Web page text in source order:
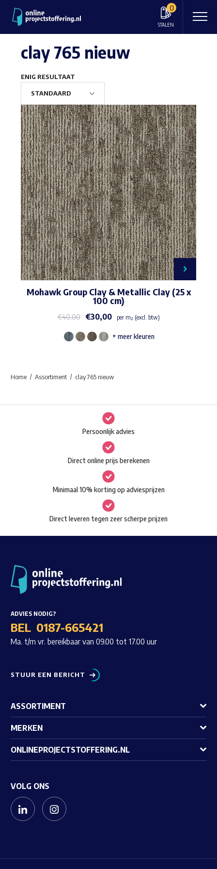
0
STALEN
Waar ben je naar op zoek?
clay 765 nieuw
ENIG RESULTAAT
Mohawk Group Clay & Metallic Clay (25 x
100 cm)
€40,00 €30,00 per m² (excl. btw)
Dit
Deze
optie
kan
gekozen
worden
op
de
productpagina
+ meer kleuren
Home Assortiment clay 765 nieuw
Persoonlijk advies
Direct online prijs berekenen
Minimaal 10% korting op adviesprijzen
Direct leveren tegen zeer scherpe prijzen
ADVIES NODIG?
BEL 0187-665421
Ma. t/m vr. bereikbaar van 09.00 tot 17.00 uur
STUUR EEN BERICHT
ASSORTIMENT
MERKEN
ONLINEPROJECTSTOFFERING.NL
VOLG ONS